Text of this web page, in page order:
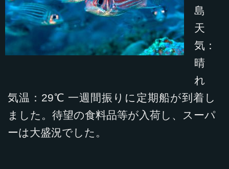
島
天
気：
晴
れ
気温：29℃ 一週間振りに定期船が到着し
ました。待望の食料品等が入荷し、スーパ
ーは大盛況でした。